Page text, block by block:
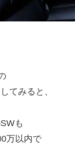
てみると、
も
万以内で